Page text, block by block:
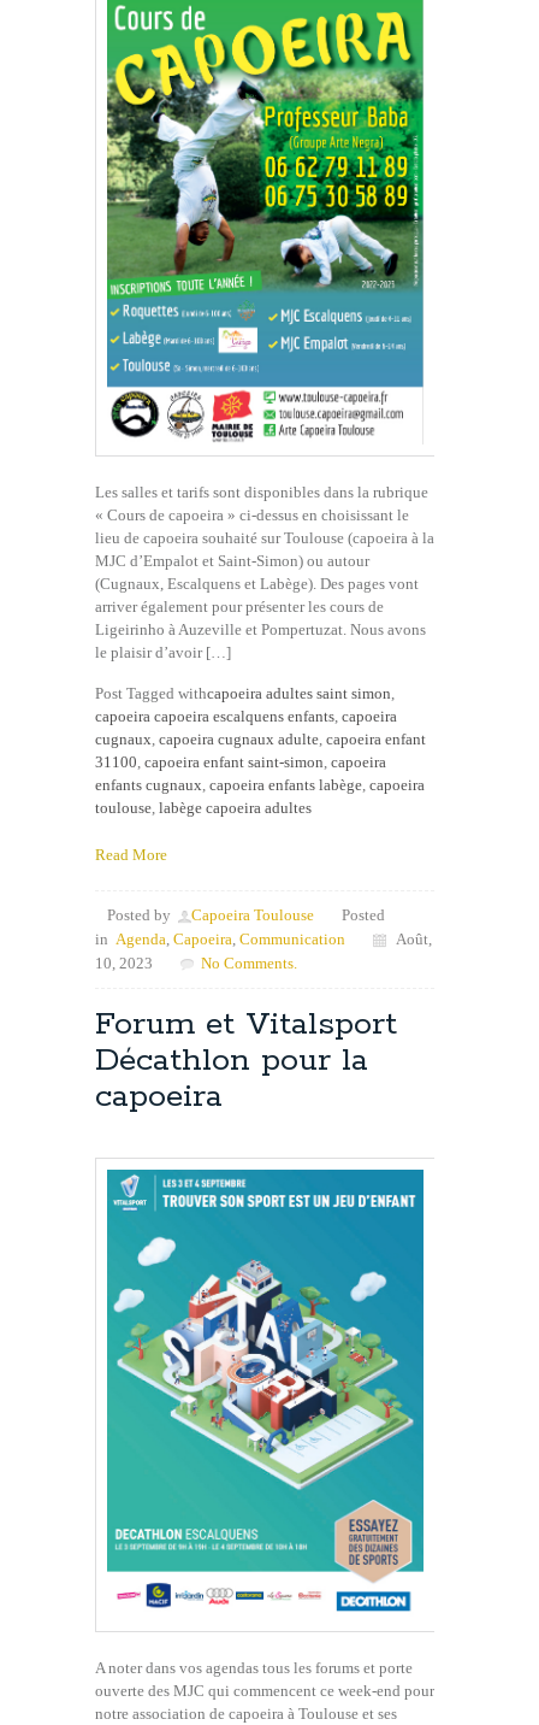
Les salles et tarifs sont disponibles dans la rubrique
« Cours de capoeira » ci-dessus en choisissant le
lieu de capoeira souhaité sur Toulouse (capoeira à la
MJC d’Empalot et Saint-Simon) ou autour
(Cugnaux, Escalquens et Labège). Des pages vont
arriver également pour présenter les cours de
Ligeirinho à Auzeville et Pompertuzat. Nous avons
le plaisir d’avoir […]
Post Tagged withcapoeira adultes saint simon,
capoeira capoeira escalquens enfants, capoeira
cugnaux, capoeira cugnaux adulte, capoeira enfant
31100, capoeira enfant saint-simon, capoeira
enfants cugnaux, capoeira enfants labège, capoeira
toulouse, labège capoeira adultes
Read More
Posted by Capoeira Toulouse
Posted
in Agenda, Capoeira, Communication
Août,
10, 2023
No Comments.
Forum et Vitalsport
Décathlon pour la
capoeira
A noter dans vos agendas tous les forums et porte
ouverte des MJC qui commencent ce week-end pour
notre association de capoeira à Toulouse et ses